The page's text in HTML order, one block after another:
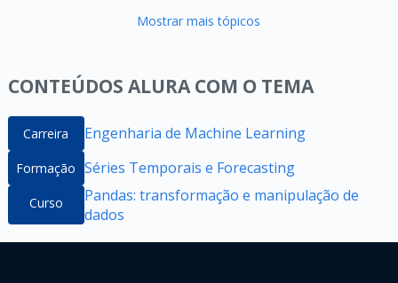
Mostrar mais tópicos
CONTEÚDOS ALURA COM O TEMA
Carreira Engenharia de Machine Learning
Formação Séries Temporais e Forecasting
Curso
Pandas: transformação e manipulação de
dados